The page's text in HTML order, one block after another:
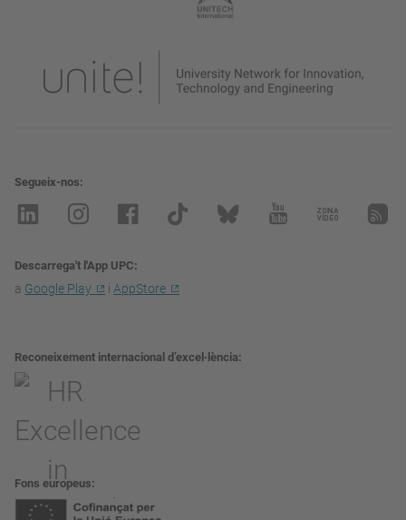
Segueix-nos
Descarrega't l'App UPC
a Google Play i AppStore
Reconeixement internacional d’excel·lència
Fons europeus